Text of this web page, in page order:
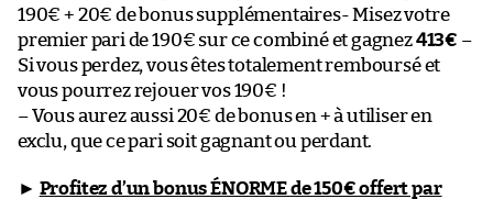
190€ + 20€ de bonus supplémentaires- Misez votre
premier pari de 190€ sur ce combiné et gagnez413€ –
Si vous perdez, vous êtes totalement remboursé et
vous pourrez rejouer vos 190€ !
– Vous aurez aussi 20€ de bonus en + à utiliser en
exclu, que ce pari soit gagnant ou perdant.
► Profitez d’un bonus ÉNORME de 150€ offert par